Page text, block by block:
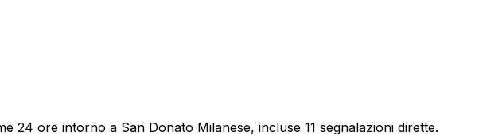
24 ore intorno a San Donato Milanese, incluse 11 segnalazioni dirette.